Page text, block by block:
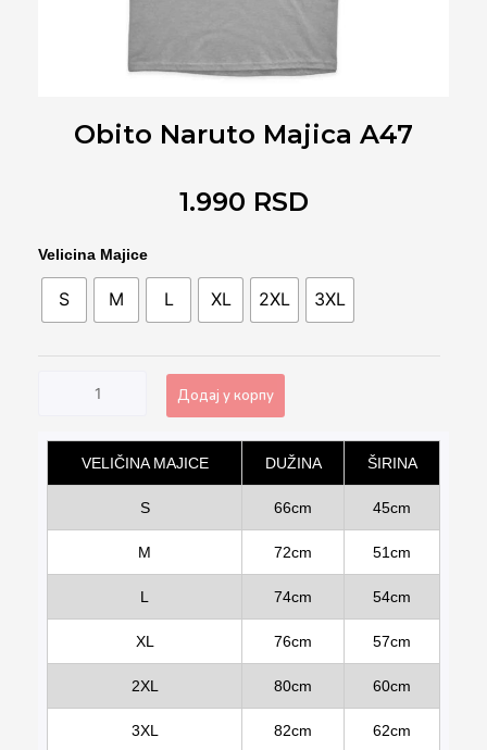
Obito Naruto Majica A47
1.990 RSD
Velicina Majice
S M L XL 2XL 3XL
Obito
Naruto
Majica
A47
Додај у корпу
Alternative:
VELIČINA MAJICE
DUŽINA ŠIRINA
S 66cm 45cm
M 72cm 51cm
L 74cm 54cm
XL 76cm 57cm
2XL 80cm 60cm
3XL 82cm 62cm